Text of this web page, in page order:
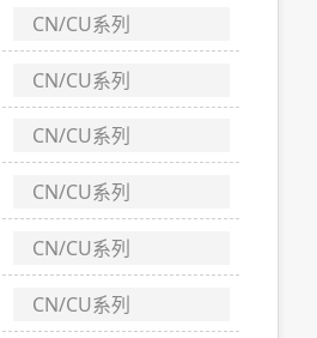
CN/CU系列
CN/CU系列
CN/CU系列
CN/CU系列
CN/CU系列
CN/CU系列